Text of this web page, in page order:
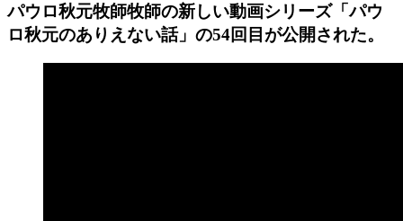
パウロ秋元牧師牧師の新しい動画シリーズ「パウ
ロ秋元のありえない話」の54回目が公開された。